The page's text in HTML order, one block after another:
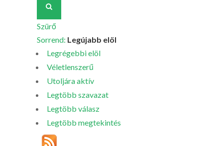
Szürő
Sorrend: Legújabb elöl
Legrégebbi elöl
Véletlenszerű
Utoljára aktív
Legtöbb szavazat
Legtöbb válasz
Legtöbb megtekintés